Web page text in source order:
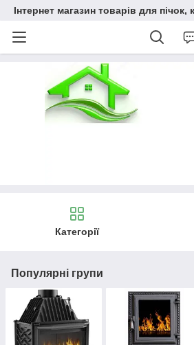
Інтернет магазин товарів для пічок,
Категорії
Популярні групи